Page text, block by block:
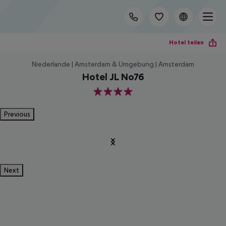
Hotel teilen
Niederlande | Amsterdam & Umgebung | Amsterdam
Hotel JL No76
4
Previous
Next